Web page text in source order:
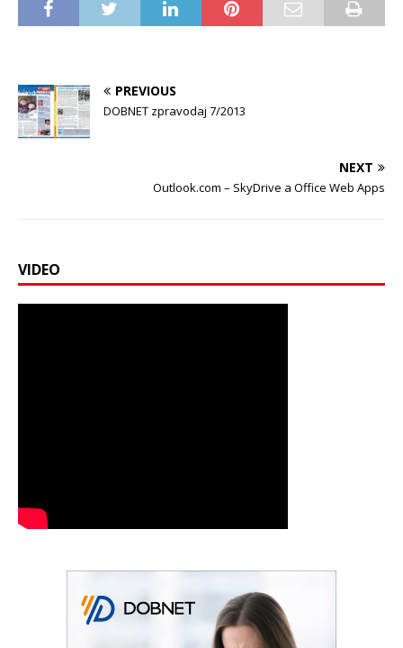
PREVIOUS
DOBNET zpravodaj 7/2013
NEXT
Outlook.com – SkyDrive a Office Web Apps
VIDEO